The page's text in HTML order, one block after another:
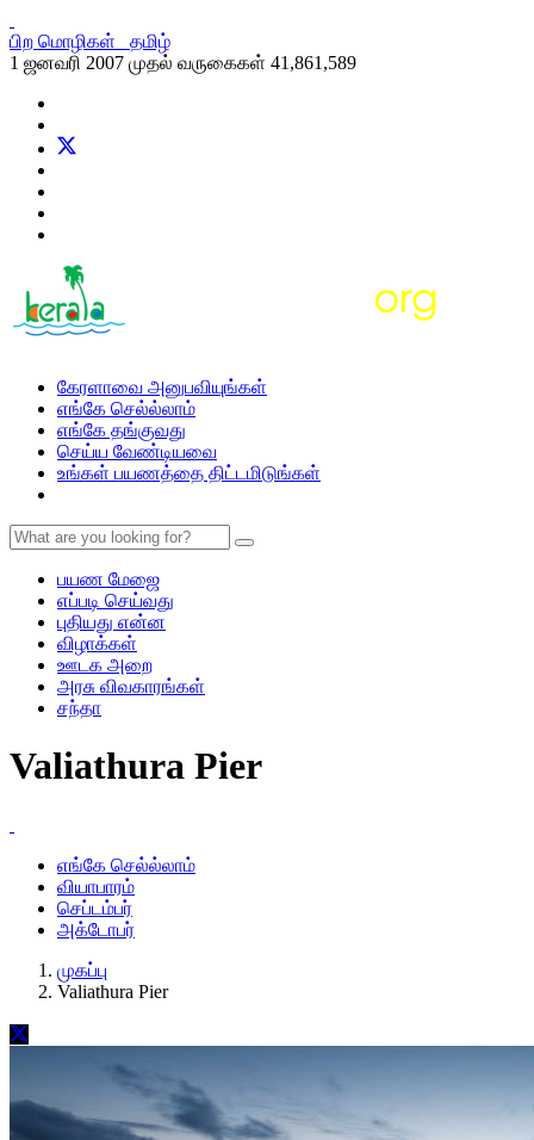
பிற மொழிகள்
தமிழ்
1 ஜனவரி 2007 முதல் வருகைகள் 41,861,589
கேரளாவை அனுபவியுங்கள்
எங்கே செல்ல்லாம்
எங்கே தங்குவது
செய்ய வேண்டியவை
உங்கள் பயணத்தை திட்டமிடுங்கள்
பயண மேஜை
எப்படி செய்வது
புதியது என்ன
விழாக்கள்
ஊடக அறை
அரசு விவகாரங்கள்
சந்தா
Valiathura Pier
எங்கே செல்ல்லாம்
வியாபாரம்
செப்டம்பர்
அக்டோபர்
முகப்பு
Valiathura Pier